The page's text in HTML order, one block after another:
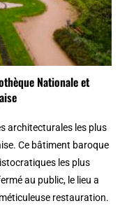
Nationale et
architecturales les plus
Ce bâtiment baroque
les plus
au public, le lieu a
restauration.